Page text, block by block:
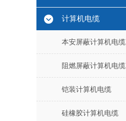
计算机电缆
本安屏蔽计算机电缆
阻燃屏蔽计算机电缆
铠装计算机电缆
硅橡胶计算机电缆